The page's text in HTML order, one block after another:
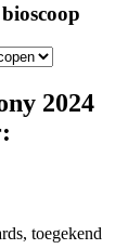
2024
toegekend